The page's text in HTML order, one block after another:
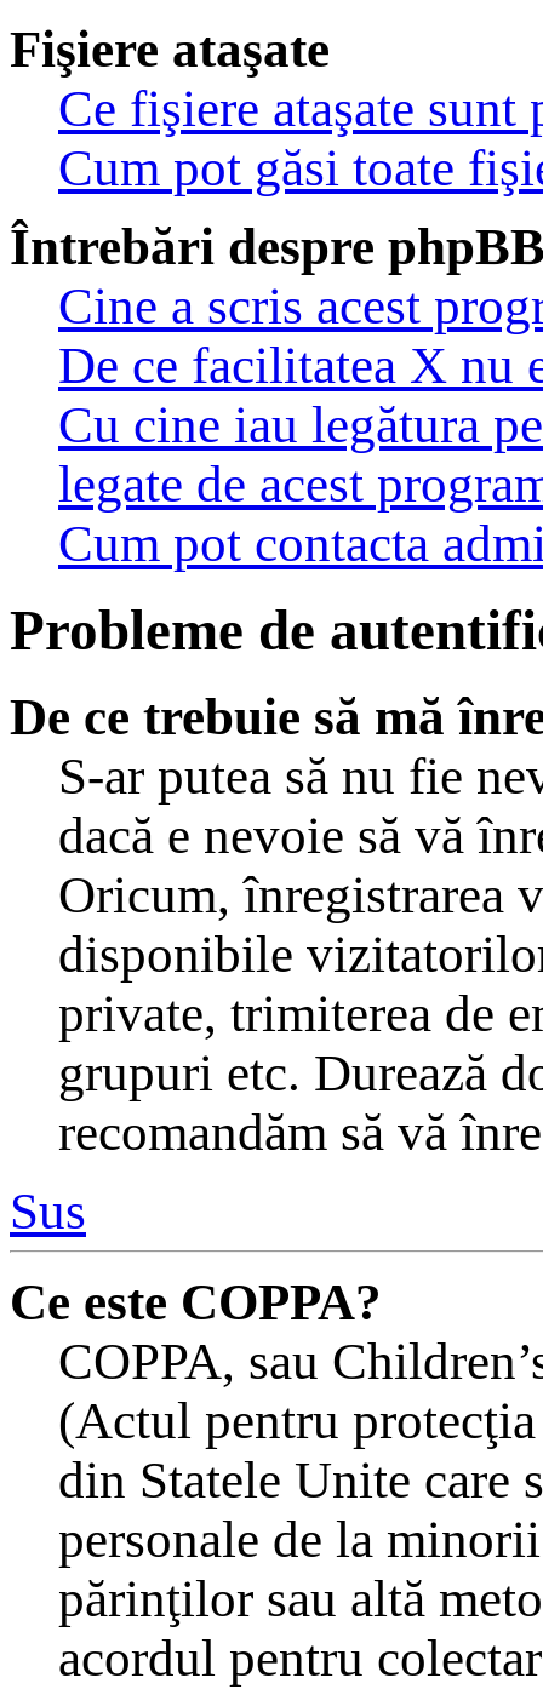
Fişiere ataşate
Ce fişiere ataşate sunt
Cum pot găsi toate
Întrebări despre
Cine a scris acest
De ce facilitatea X nu
Cu cine iau legătura
legate de acest
Cum pot contacta
Probleme de
De ce trebuie să mă
S-ar putea să nu fie
dacă e nevoie să vă
Oricum, înregistrarea
disponibile
private, trimiterea de
grupuri etc. Durează
recomandăm să vă
Sus
Ce este COPPA?
COPPA, sau
(Actul pentru
din Statele Unite
personale de la
părinţilor sau altă
acordul pentru